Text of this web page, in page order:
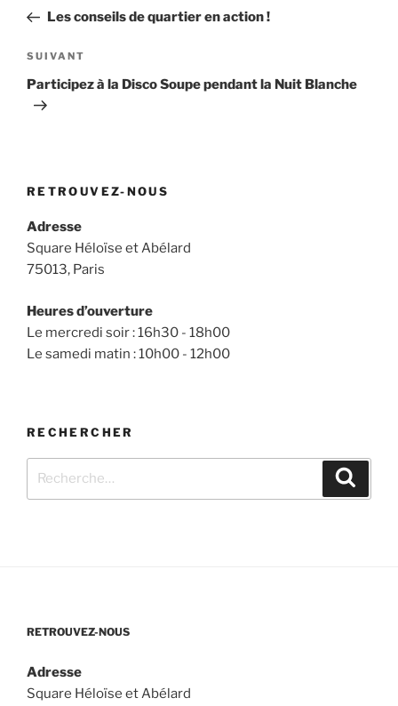
l’article
précédent
Les conseils de quartier en action !
Article
suivant
SUIVANT
Participez à la Disco Soupe pendant la Nuit Blanche
RETROUVEZ-NOUS
Adresse
Square Héloïse et Abélard
75013, Paris
Heures d’ouverture
Le mercredi soir : 16h30 - 18h00
Le samedi matin : 10h00 - 12h00
RECHERCHER
RETROUVEZ-NOUS
Adresse
Square Héloïse et Abélard